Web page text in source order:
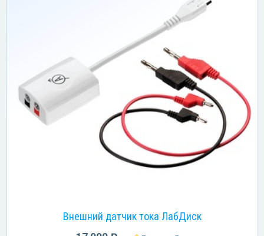
Внешний датчик тока ЛабДиск